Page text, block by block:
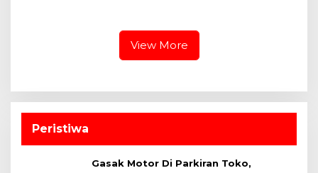
View More
Peristiwa
Gasak Motor Di Parkiran Toko,